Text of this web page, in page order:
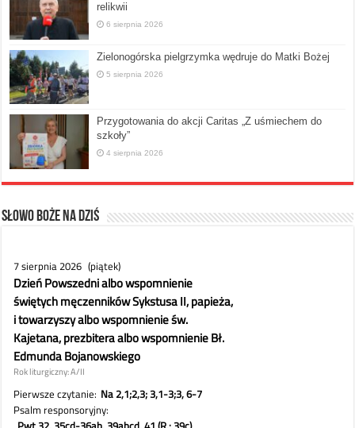
relikwii
6 sierpnia 2026
Zielonogórska pielgrzymka wędruje do Matki Bożej
5 sierpnia 2026
Przygotowania do akcji Caritas „Z uśmiechem do
szkoły”
4 sierpnia 2026
Słowo Boże na dziś